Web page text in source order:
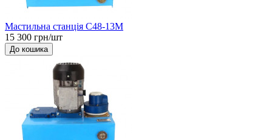
Мастильна станція С48-13М
15 300 грн/шт
До кошика